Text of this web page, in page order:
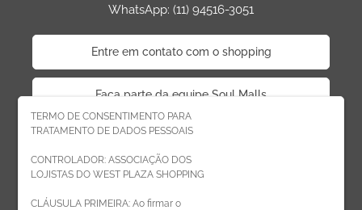
TERMO DE CONSENTIMENTO PARA
TRATAMENTO DE DADOS PESSOAIS
CONTROLADOR: ASSOCIAÇÃO DOS
LOJISTAS DO WEST PLAZA SHOPPING
CLÁUSULA PRIMEIRA: Ao firmar o
WhatsApp: (11) 94516-3051
Entre em contato com o shopping
Faça parte da equipe Soul Malls
Faça parte da equipe West Plaza
Politica de privacidade